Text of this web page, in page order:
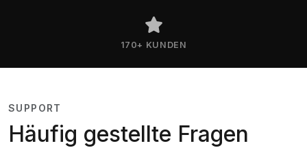
170+ KUNDEN
SUPPORT
Häufig gestellte Fragen